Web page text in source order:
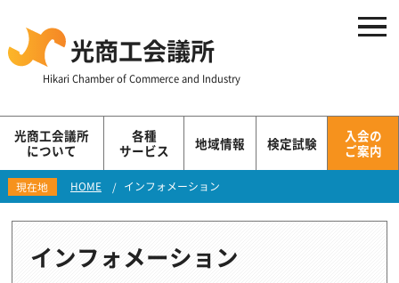
光商工会議所
Hikari Chamber of Commerce and Industry
光商工会議所
について
各種
サービス
地域情報 検定試験
入会の
ご案内
現在地 HOME インフォメーション
インフォメーション